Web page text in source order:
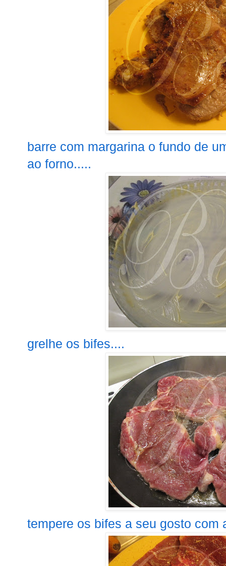
barre com margarina o fundo de
ao forno.....
grelhe os bifes....
tempere os bifes a seu gosto com